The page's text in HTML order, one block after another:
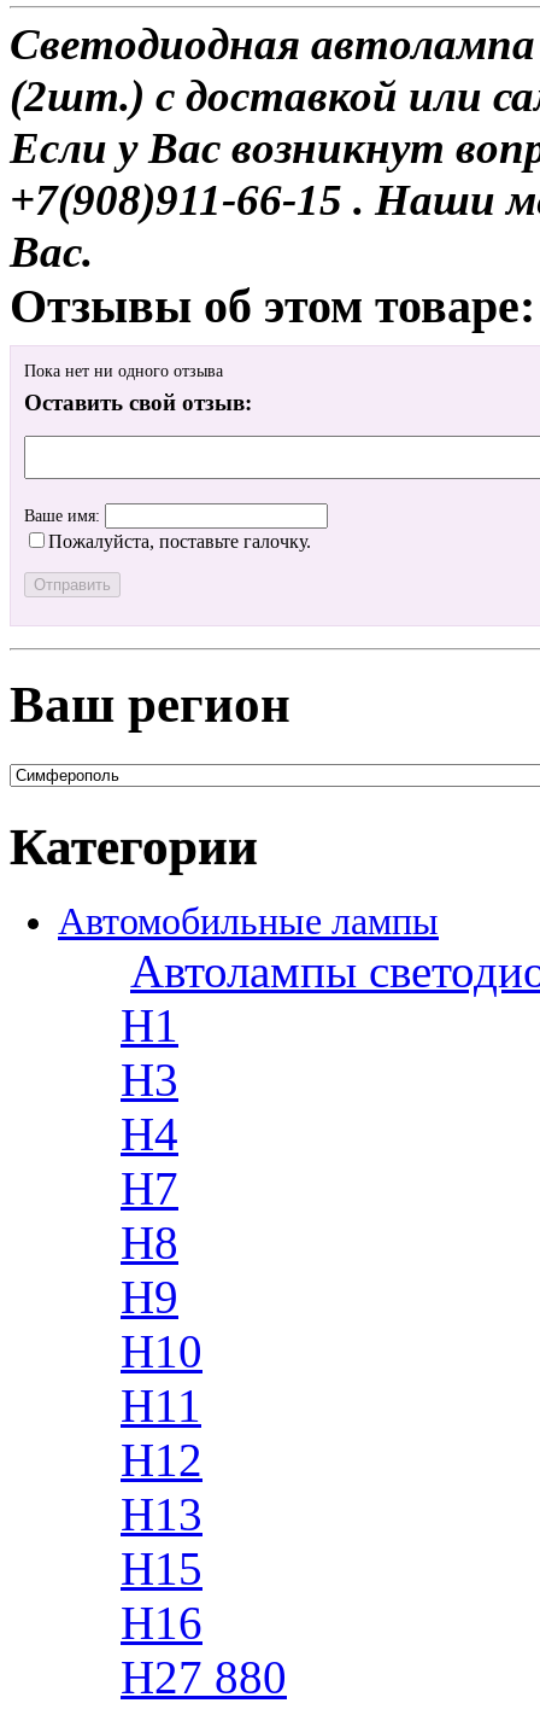
Светодиодная
(2шт.) с доставкой или
Если у Вас возникнут
+7(908)911-66-15 . Наши
Вас.
Отзывы об этом товаре:
Пока нет ни одного отзыва
Оставить свой отзыв:
Ваше имя:
Пожалуйста, поставьте галочку.
Ваш регион
Категории
Автомобильные лампы
Автолампы
H1
H3
H4
H7
H8
H9
H10
H11
H12
H13
H15
H16
H27 880